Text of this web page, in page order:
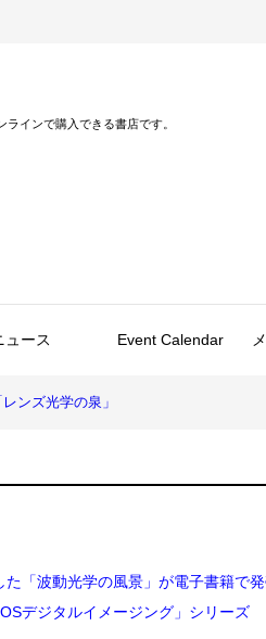
インで購入できる書店です。
ュース Event Calendar
ンズ光学の泉」
「波動光学の風景」が電子書籍で発
デジタルイメージング」シリーズ